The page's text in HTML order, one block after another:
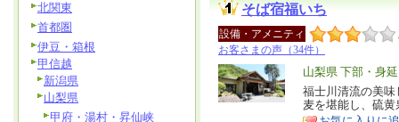
そば宿福いち
設備・アメニティ
お客さまの声（34件）
エ
リ
ア
山梨県 下部・身
特
徴
福士川清流の美
麦を堪能し、硫
北関東
首都圏
伊豆・箱根
甲信越
新潟県
山梨県
甲府・湯村・昇仙峡